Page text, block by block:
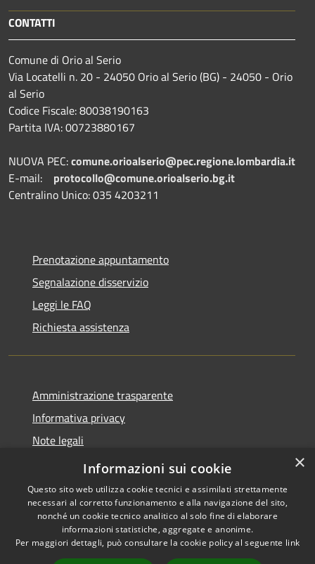
CONTATTI
Comune di Orio al Serio
Via Locatelli n. 20 - 24050 Orio al Serio (BG) - 24050 - Orio
al Serio
Codice Fiscale: 80038190163
Partita IVA: 00723880167
NUOVA PEC:comune.orioalserio@pec.regione.lombardia.it
E-mail: protocollo@comune.orioalserio.bg.it
Centralino Unico: 035 4203211
Prenotazione appuntamento
Segnalazione disservizio
Leggi le FAQ
Richiesta assistenza
Amministrazione trasparente
Informativa privacy
Note legali
Dichiarazione di accessibilità
Accessibilità
Copyright © 2026 • Comune di
Orio al Serio • Powered by
×
Informazioni sui cookie
Questo sito web utilizza cookie tecnici e assimilati strettamente
necessari al corretto funzionamento e alla navigazione del sito,
nonché un cookie tecnico analitico al solo fine di elaborare
informazioni statistiche, aggregate e anonime.
Per maggiori dettagli, può consultare la cookie policy al seguente link